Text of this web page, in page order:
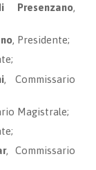
,
, Presidente;
;
, Commissario
Magistrale;
,Commissario